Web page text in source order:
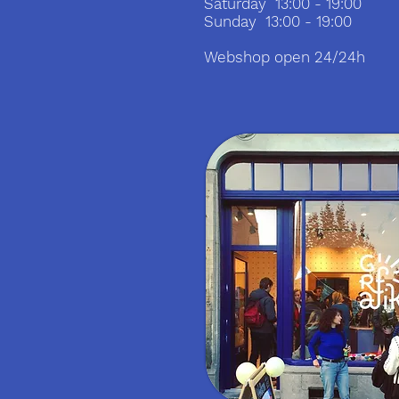
Sunday 13:00 - 19:00
Webshop open 24/24h